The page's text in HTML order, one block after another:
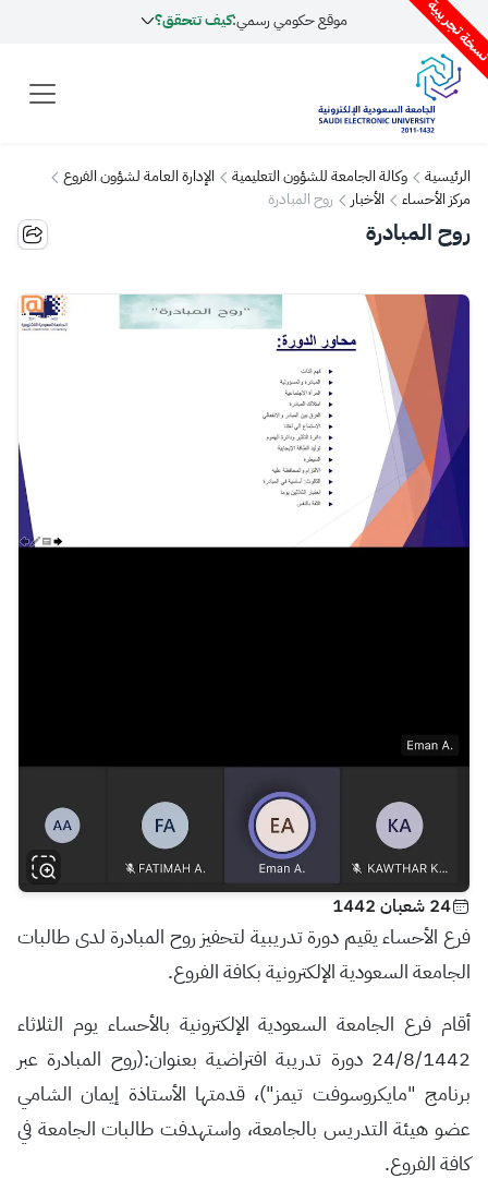
تجريبية موقع حكومي رسمي:كيف تتحقق؟
الرئيسية وكالة الجامعة للشؤون التعليمية
الإدارة العامة لشؤون الفروع
مركز الأحساء
الأخبار روح المبادرة
روح المبادرة
24 شعبان 1442
فرع الأحساء يقيم دورة تدريبية لتحفيز روح المبادرة لدى طالبات
الجامعة السعودية الإلكترونية بكافة الفروع.
أقام فرع الجامعة السعودية الإلكترونية بالأحساء يوم الثلاثاء
24/8/1442 دورة تدريبة افتراضية بعنوان:(روح المبادرة عبر
برنامج "مايكروسوفت تيمز")، قدمتها الأستاذة إيمان الشامي
عضو هيئة التدريس بالجامعة، واستهدفت طالبات الجامعة في
كافة الفروع.